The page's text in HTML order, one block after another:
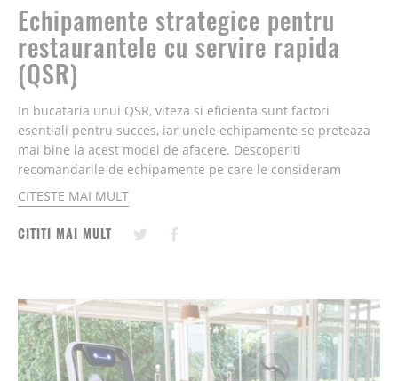
Echipamente strategice pentru
restaurantele cu servire rapida
(QSR)
In bucataria unui QSR, viteza si eficienta sunt factori
esentiali pentru succes, iar unele echipamente se preteaza
mai bine la acest model de afacere. Descoperiti
recomandarile de echipamente pe care le consideram
strategice pentru aceste locatii.....
CITESTE MAI MULT
CITITI MAI MULT